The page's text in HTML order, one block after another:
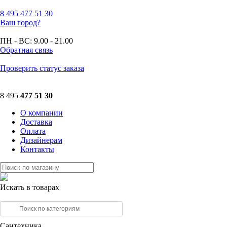
8 495 477 51 30
Ваш город?
ПН - ВС: 9.00 - 21.00
Обратная связь
Проверить статус заказа
8 495 477 51 30
О компании
Доставка
Оплата
Дизайнерам
Контакты
Искать в товарах